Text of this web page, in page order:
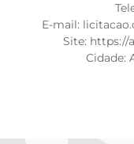
E-mail:
Site: https://
Cidade: